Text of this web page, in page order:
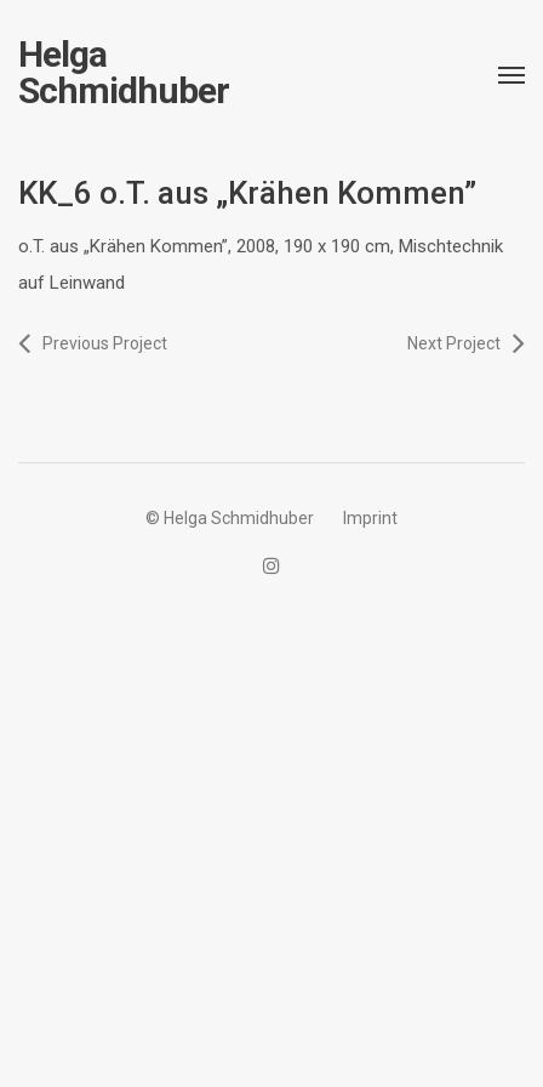
Helga
Schmidhuber
KK_6 o.T. aus „Krähen Kommen”
o.T. aus „Krähen Kommen”, 2008, 190 x 190 cm, Mischtechnik
auf Leinwand
Previous Project Next Project
© Helga Schmidhuber Imprint